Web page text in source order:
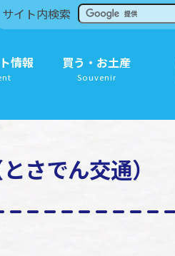
サイト内検索
情報 買う・お土産
Souvenir
さでん交通）